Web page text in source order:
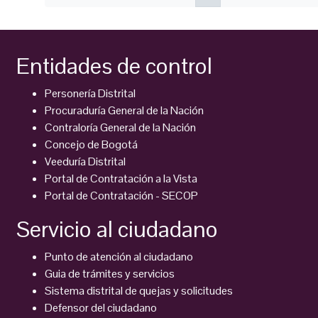
Entidades de control
Personería Distrital
Procuraduría General de la Nación
Contraloría General de la Nación
Concejo de Bogotá
Veeduría Distrital
Portal de Contratación a la Vista
Portal de Contratación - SECOP
Servicio al ciudadano
Punto de atención al ciudadano
Guia de trámites y servicios
Sistema distrital de quejas y solicitudes
Defensor del ciudadano